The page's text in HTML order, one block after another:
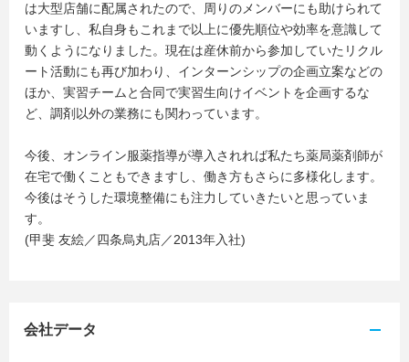
は大型店舗に配属されたので、周りのメンバーにも助けられて
いますし、私自身もこれまで以上に優先順位や効率を意識して
動くようになりました。現在は産休前から参加していたリクル
ート活動にも再び加わり、インターンシップの企画立案などの
ほか、実習チームと合同で実習生向けイベントを企画するな
ど、調剤以外の業務にも関わっています。
今後、オンライン服薬指導が導入されれば私たち薬局薬剤師が
在宅で働くこともできますし、働き方もさらに多様化します。
今後はそうした環境整備にも注力していきたいと思っていま
す。
(甲斐 友絵／四条烏丸店／2013年入社)
会社データ